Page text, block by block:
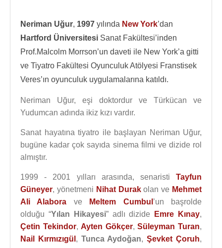
Neriman Uğur, 1997 yılında New York’dan
Hartford Üniversitesi Sanat Fakültesi’inden
Prof.Malcolm Morrson’un daveti ile New York’a gitti
ve Tiyatro Fakültesi Oyunculuk Atölyesi Franstisek
Veres’ın oyunculuk uygulamalarına katıldı.
Neriman Uğur, eşi doktordur ve Türkücan ve
Yudumcan adında ikiz kızı vardır.
Sanat hayatına tiyatro ile başlayan Neriman Uğur,
bugüne kadar çok sayıda sinema filmi ve dizide rol
almıştır.
1999 - 2001 yılları arasında, senaristi Tayfun
Güneyer, yönetmeni Nihat Durakolan ve Mehmet
Ali Alabora ve Meltem Cumbul ’un başrolde
olduğu “Yılan Hikayesi” adlı dizide Emre Kınay,
Çetin Tekindor,Ayten Gökçer,Süleyman Turan,
Nail Kırmızıgül , Tunca Aydoğan,Şevket Çoruh,